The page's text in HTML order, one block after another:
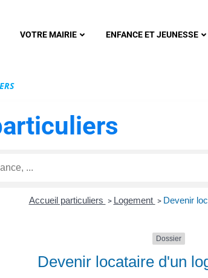
VOTRE MAIRIE ENFANCE ET JEUNESSE
Accueil particuliers > Logement > Devenir
Dossier
Devenir locataire d'un